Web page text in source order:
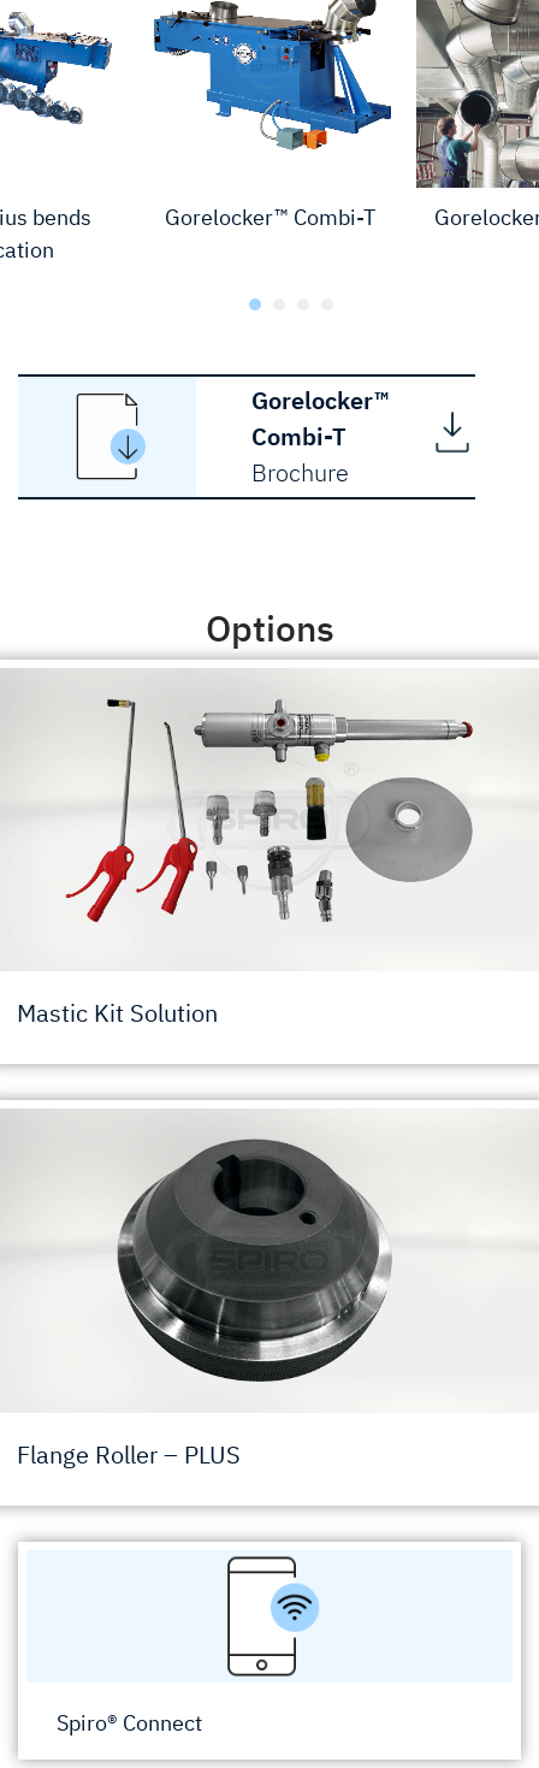
bends
Gorelocker™ Combi-T
Gorelocker™
Combi-T
Brochure
Options
Mastic Kit Solution
Flange Roller – PLUS
Spiro® Connect